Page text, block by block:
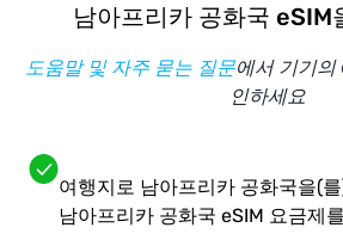
남아프리카 공화국 eSIM
도움말 및 자주 묻는 질문에서 기기의
인하세요
여행지로 남아프리카 공화국을(
남아프리카 공화국 eSIM 요금제